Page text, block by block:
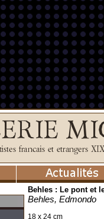
Behles : Le pont et
Behles, Edmondo
18 x 24 cm